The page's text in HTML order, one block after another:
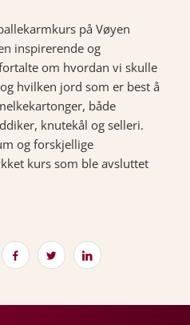
på Vøyen
inspirerende og
om hvordan vi skulle
hvilken jord som er best å
både
knutekål og selleri.
og forskjellige
kurs som ble avsluttet